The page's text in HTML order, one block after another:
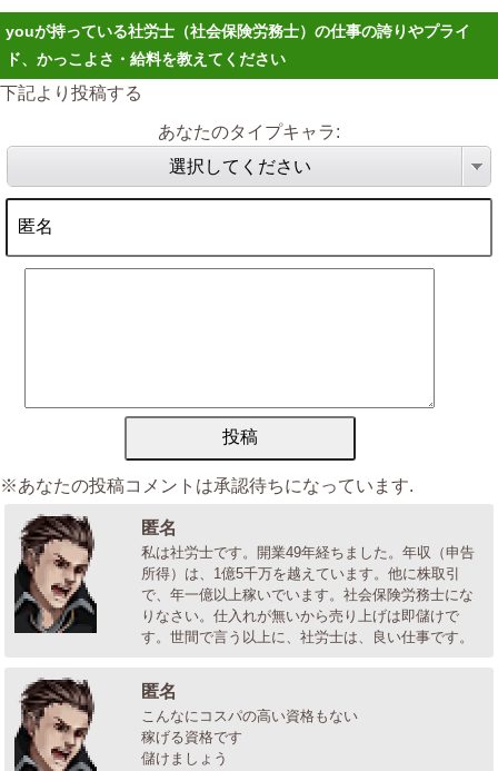
youが持っている社労士（社会保険労務士）の仕事の誇りやプライ
ド、かっこよさ・給料を教えてください
下記より投稿する
あなたのタイプキャラ:
選択してください
※あなたの投稿コメントは承認待ちになっています.
匿名
私は社労士です。開業49年経ちました。年収（申告
所得）は、1億5千万を越えています。他に株取引
で、年一億以上稼いでいます。社会保険労務士にな
りなさい。仕入れが無いから売り上げは即儲けで
す。世間で言う以上に、社労士は、良い仕事です。
匿名
こんなにコスパの高い資格もない
稼げる資格です
儲けましょう